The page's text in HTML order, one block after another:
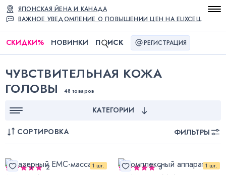
ВАЖНОЕ УВЕДОМЛЕНИЕ О ПОВЫШЕНИИ ЦЕН НА ELIXCELL
ЯПОНСКАЯ ЙЕНА И КАНАДА
СКИДКИ% НОВИНКИ П ИСК РЕГИСТРАЦИЯ
ЧУВСТВИТЕЛЬНАЯ КОЖА
ГОЛОВЫ
48 товаров
КАТЕГОРИИ
СОРТИРОВКА ФИЛЬТРЫ
1 шт.
2 1 шт.
5